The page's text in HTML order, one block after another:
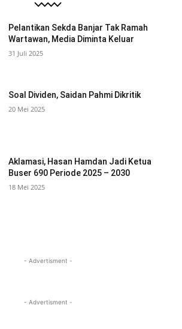
Pelantikan Sekda Banjar Tak Ramah
Wartawan, Media Diminta Keluar
31 Juli 2025
Soal Dividen, Saidan Pahmi Dikritik
20 Mei 2025
Aklamasi, Hasan Hamdan Jadi Ketua
Buser 690 Periode 2025 – 2030
18 Mei 2025
- Advertisment -
- Advertisment -